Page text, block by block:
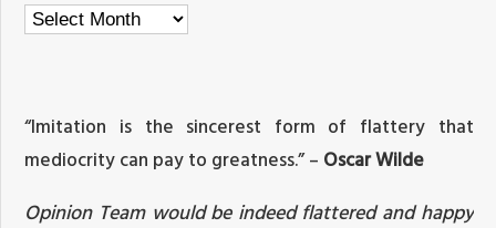
Archives
“Imitation is the sincerest form of flattery that
mediocrity can pay to greatness.” – Oscar Wilde
Opinion Team would be indeed flattered and happy